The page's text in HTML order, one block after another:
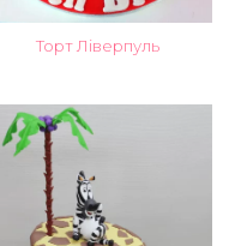
Торт Ліверпуль